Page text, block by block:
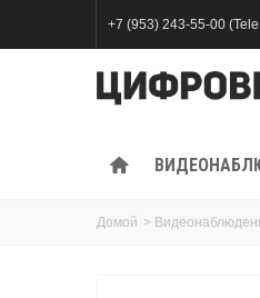
+7 (953) 243-55-00
Домой >